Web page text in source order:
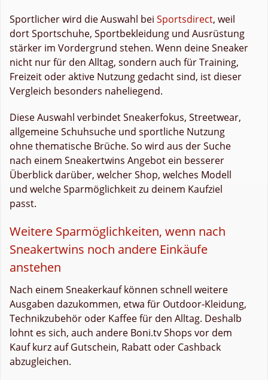
Sportlicher wird die Auswahl bei Sportsdirect, weil
dort Sportschuhe, Sportbekleidung und Ausrüstung
stärker im Vordergrund stehen. Wenn deine Sneaker
nicht nur für den Alltag, sondern auch für Training,
Freizeit oder aktive Nutzung gedacht sind, ist dieser
Vergleich besonders naheliegend.
Diese Auswahl verbindet Sneakerfokus, Streetwear,
allgemeine Schuhsuche und sportliche Nutzung
ohne thematische Brüche. So wird aus der Suche
nach einem Sneakertwins Angebot ein besserer
Überblick darüber, welcher Shop, welches Modell
und welche Sparmöglichkeit zu deinem Kaufziel
passt.
Weitere Sparmöglichkeiten, wenn nach
Sneakertwins noch andere Einkäufe
anstehen
Nach einem Sneakerkauf können schnell weitere
Ausgaben dazukommen, etwa für Outdoor-Kleidung,
Technikzubehör oder Kaffee für den Alltag. Deshalb
lohnt es sich, auch andere Boni.tv Shops vor dem
Kauf kurz auf Gutschein, Rabatt oder Cashback
abzugleichen.